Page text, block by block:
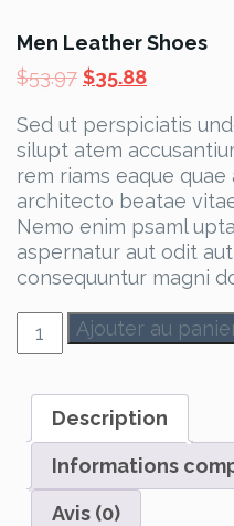
Men Leather Shoes
$53.97 Le
initial
était :
$53.97.
$35.88Le
actuel
est :
$35.88.
Sed ut perspiciatis
silupt atem
rem riams eaque
architecto beatae
Nemo enim psaml
aspernatur aut odit
consequuntur magni
quantité
de
Leather
Shoes
Ajouter au
Description
Informations
Avis (0)